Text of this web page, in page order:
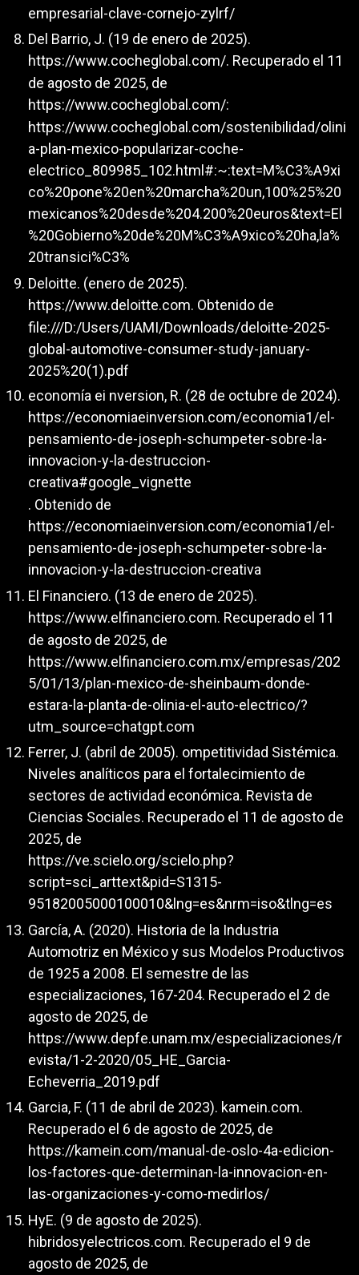
empresarial-clave-cornejo-zylrf/
Del Barrio, J. (19 de enero de 2025).
https://www.cocheglobal.com/. Recuperado el 11
de agosto de 2025, de
https://www.cocheglobal.com/:
https://www.cocheglobal.com/sostenibilidad/olini
a-plan-mexico-popularizar-coche-
electrico_809985_102.html#:~:text=M%C3%A9xi
co%20pone%20en%20marcha%20un,100%25%20
mexicanos%20desde%204.200%20euros&text=El
%20Gobierno%20de%20M%C3%A9xico%20ha,la%
20transici%C3%
Deloitte. (enero de 2025).
https://www.deloitte.com. Obtenido de
file:///D:/Users/UAMI/Downloads/deloitte-2025-
global-automotive-consumer-study-january-
2025%20(1).pdf
economía ei nversion, R. (28 de octubre de 2024).
https://economiaeinversion.com/economia1/el-
pensamiento-de-joseph-schumpeter-sobre-la-
innovacion-y-la-destruccion-
creativa#google_vignette
. Obtenido de
https://economiaeinversion.com/economia1/el-
pensamiento-de-joseph-schumpeter-sobre-la-
innovacion-y-la-destruccion-creativa
El Financiero. (13 de enero de 2025).
https://www.elfinanciero.com. Recuperado el 11
de agosto de 2025, de
https://www.elfinanciero.com.mx/empresas/202
5/01/13/plan-mexico-de-sheinbaum-donde-
estara-la-planta-de-olinia-el-auto-electrico/?
utm_source=chatgpt.com
Ferrer, J. (abril de 2005). ompetitividad Sistémica.
Niveles analíticos para el fortalecimiento de
sectores de actividad económica. Revista de
Ciencias Sociales. Recuperado el 11 de agosto de
2025, de
https://ve.scielo.org/scielo.php?
script=sci_arttext&pid=S1315-
95182005000100010&lng=es&nrm=iso&tlng=es
García, A. (2020). Historia de la Industria
Automotriz en México y sus Modelos Productivos
de 1925 a 2008. El semestre de las
especializaciones, 167-204. Recuperado el 2 de
agosto de 2025, de
https://www.depfe.unam.mx/especializaciones/r
evista/1-2-2020/05_HE_Garcia-
Echeverria_2019.pdf
Garcia, F. (11 de abril de 2023). kamein.com.
Recuperado el 6 de agosto de 2025, de
https://kamein.com/manual-de-oslo-4a-edicion-
los-factores-que-determinan-la-innovacion-en-
las-organizaciones-y-como-medirlos/
HyE. (9 de agosto de 2025).
hibridosyelectricos.com. Recuperado el 9 de
agosto de 2025, de